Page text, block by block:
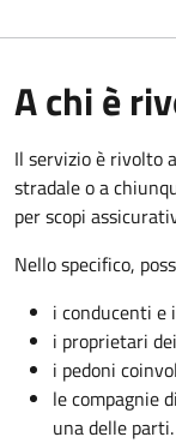
A chi è
Il servizio è rivolto
stradale o a
per scopi
Nello specifico,
i conducenti e
i proprietari
i pedoni
le compagnie
una delle parti.